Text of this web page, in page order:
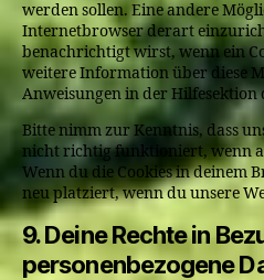
werden sollen. Eine andere
Internetbrowser derart
benachrichtigt wirst, wenn ein
weitere Information über diese
Anweisungen in der Hilfesektion
Bitte nimm zur Kenntnis, dass
nicht richtig funktioniert, wenn
Wenn du die Cookies in deinem
neu platziert, wenn du unsere
9. Deine Rechte in
personenbezogene